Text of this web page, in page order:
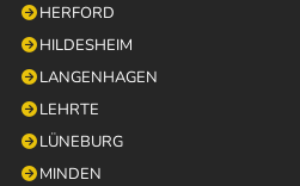
HERFORD
HILDESHEIM
LANGENHAGEN
LEHRTE
LÜNEBURG
MINDEN